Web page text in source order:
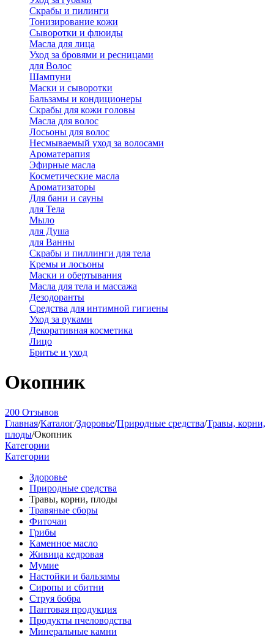
Скрабы и пилинги
Тонизирование кожи
Сыворотки и флюиды
Масла для лица
Уход за бровями и ресницами
для Волос
Шампуни
Маски и сыворотки
Бальзамы и кондиционеры
Скрабы для кожи головы
Масла для волос
Лосьоны для волос
Несмываемый уход за волосами
Ароматерапия
Эфирные масла
Косметические масла
Ароматизаторы
Для бани и сауны
для Тела
Мыло
для Душа
для Ванны
Скрабы и пиллинги для тела
Кремы и лосьоны
Маски и обертывания
Масла для тела и массажа
Дезодоранты
Средства для интимной гигиены
Уход за руками
Декоративная косметика
Лицо
Бритье и уход
Окопник
200 Отзывов
Главная/Каталог/Здоровье/Природные средства/Травы, корни,
плоды/Окопник
Категории
Категории
Здоровье
Природные средства
Травы, корни, плоды
Травяные сборы
Фиточаи
Грибы
Каменное масло
Живица кедровая
Мумие
Настойки и бальзамы
Сиропы и сбитни
Струя бобра
Пантовая продукция
Продукты пчеловодства
Минеральные камни